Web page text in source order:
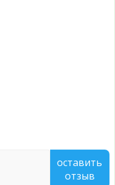
оставить
отзыв